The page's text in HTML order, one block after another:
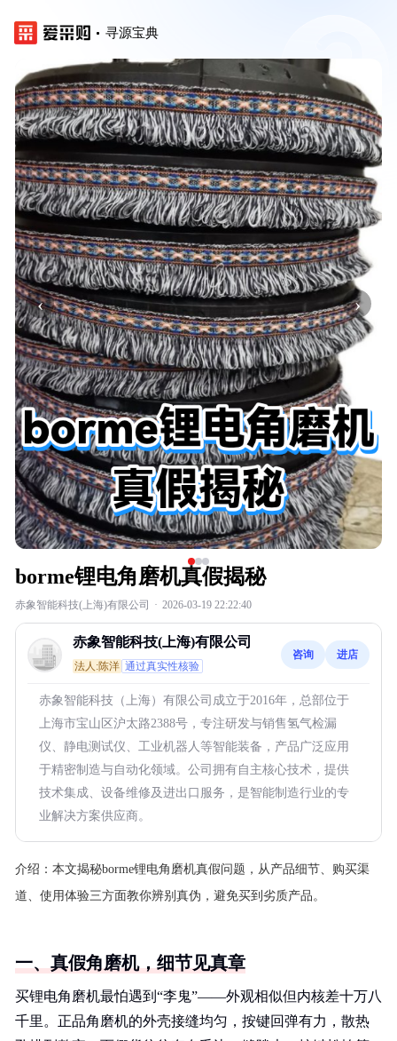
寻源宝典
‹ ›
borme锂电角磨机真假揭秘
赤象智能科技(上海)有限公司 · 2026-03-19 22:22:40
赤象智能科技(上海)有限公司
法人:陈洋 通过真实性核验
咨询 进店
赤象智能科技（上海）有限公司成立于2016年，总部位于
上海市宝山区沪太路2388号，专注研发与销售氢气检漏
仪、静电测试仪、工业机器人等智能装备，产品广泛应用
于精密制造与自动化领域。公司拥有自主核心技术，提供
技术集成、设备维修及进出口服务，是智能制造行业的专
业解决方案供应商。
介绍： 本文揭秘borme锂电角磨机真假问题，从产品细节、购买渠
道、使用体验三方面教你辨别真伪，避免买到劣质产品。
一、真假角磨机，细节见真章
买锂电角磨机最怕遇到“李鬼”——外观相似但内核差十万八
千里。正品角磨机的外壳接缝均匀，按键回弹有力，散热